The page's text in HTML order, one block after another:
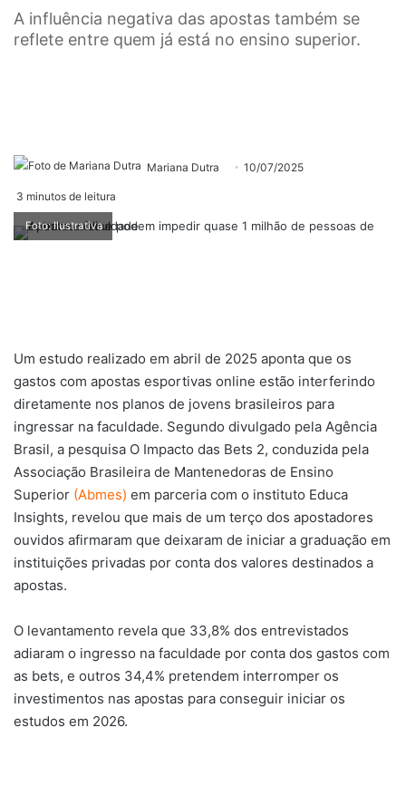
A influência negativa das apostas também se
reflete entre quem já está no ensino superior.
Mariana Dutra 10/07/2025
3 minutos de leitura
Foto: Ilustrativa
Um estudo realizado em abril de 2025 aponta que os
gastos com apostas esportivas online estão interferindo
diretamente nos planos de jovens brasileiros para
ingressar na faculdade. Segundo divulgado pela Agência
Brasil, a pesquisa O Impacto das Bets 2, conduzida pela
Associação Brasileira de Mantenedoras de Ensino
Superior (Abmes) em parceria com o instituto Educa
Insights, revelou que mais de um terço dos apostadores
ouvidos afirmaram que deixaram de iniciar a graduação em
instituições privadas por conta dos valores destinados a
apostas.
O levantamento revela que 33,8% dos entrevistados
adiaram o ingresso na faculdade por conta dos gastos com
as bets, e outros 34,4% pretendem interromper os
investimentos nas apostas para conseguir iniciar os
estudos em 2026.